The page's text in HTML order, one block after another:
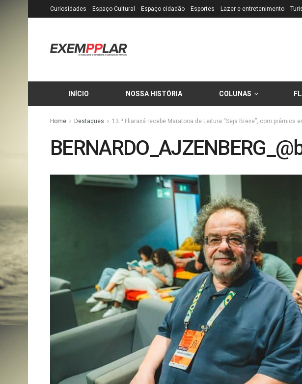
Curiosidades Espaço Cultural Espaço cidadão Esportes Lazer e entretenimento
INÍCIO NOSSA HISTÓRIA COLUNAS
Home Destaques 13.º Fliaraxá recebe Maratona de Leitura “Seja Breve”, com prêmios